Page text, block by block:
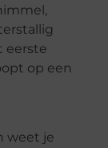
eerste
op een
weet je